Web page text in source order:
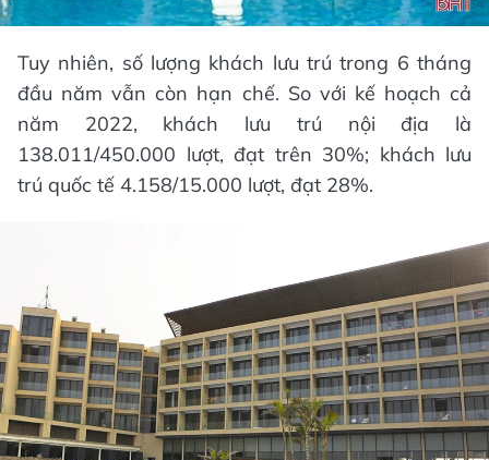
Tuy nhiên, số lượng khách lưu trú trong 6 tháng
đầu năm vẫn còn hạn chế. So với kế hoạch cả
năm 2022, khách lưu trú nội địa là
138.011/450.000 lượt, đạt trên 30%; khách lưu
trú quốc tế 4.158/15.000 lượt, đạt 28%.